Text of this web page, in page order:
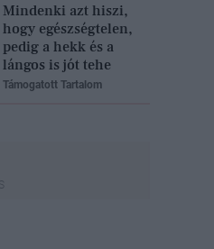
Mindenki azt hiszi,
hogy egészségtelen,
pedig a hekk és a
lángos is jót tehe
Támogatott Tartalom